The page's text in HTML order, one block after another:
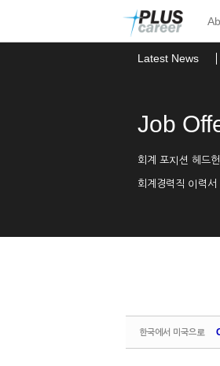
뉴
토
Latest News
Job
회계 포지션 헤드
회계경력직 이력
한국에서 미국으로